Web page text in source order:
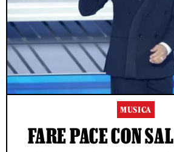
MUSICA
FARE PACE CON